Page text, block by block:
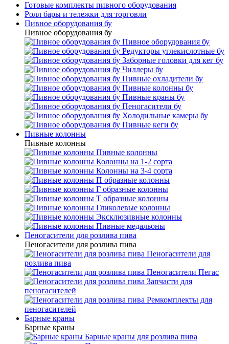
Готовые комплекты пивного оборудования
Ролл бары и тележки для торговли
Пивное оборудования бу
Пивное оборудования бу
Пивное оборудования бу
Редукторы углекислотные бу
Заборные головки для кег бу
Чиллеры бу
Пивные охладители бу
Пивные колонны бу
Пивные краны бу
Пеногасители бу
Холодильные камеры бу
Пивные кеги бу
Пивные колонны
Пивные колонны
Пивные колонны
Колонны на 1-2 сорта
Колонны на 3-4 сорта
П образные колонны
Г образные колонны
Т образные колонны
Гликолевые колонны
Эксклюзивные колонны
Пивные медальоны
Пеногасители для розлива пива
Пеногасители для розлива пива
Пеногасители для
розлива пива
Пеногасители Пегас
Запчасти для
пеногасителей
Ремкомплекты для
пеногасителей
Барные краны
Барные краны
Барные краны для розлива пива